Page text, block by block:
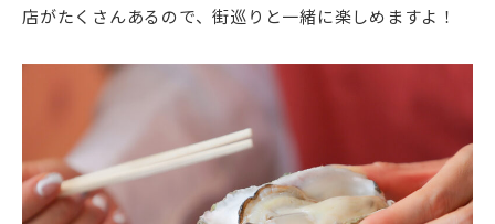
店がたくさんあるので、街巡りと一緒に楽しめますよ！